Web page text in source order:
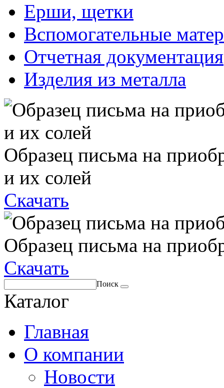
Ерши, щетки
Вспомогательные
Отчетная документация
Изделия из металла
Образец письма на
и их солей
Скачать
Образец письма на
Скачать
Поиск
Каталог
Главная
О компании
Новости